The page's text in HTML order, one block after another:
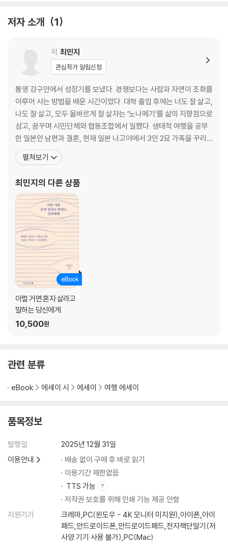
보
5. 페코짱이 말해 주지 않는 후지야의 과거 - 후지야
6. 존 레넌과 오노 요코는 왜 파울리스타에 갔을까 - 카페 파울리스타
신주쿠의 킷사텐
7. 비에도 지지 않고, 킷사텐 - 쓰바키야 커피, 모나미
8. 그 독립운동가가 신주쿠 킷사텐에 간 까닭은 - 나카무라야
9. 사카모토 류이치와 무라카미 하루키의 공통점 - 더그, 후게쓰도
시부야의 킷사텐
이케부쿠로의 킷사텐
11. 화가와 만화가, 그리는 사람들의 킷사텐 - 릴리옴, 고히테이, 에덴
주오선의 킷사텐
12. 무라카미 류와 〈식스티 나인〉의 시대 - 혼야라도
에필로그 - 시간이 흘러도 킷사텐은 영원히
저자 소개 1
저 최민지
관심작가 알림신청
통영 강구안에서 성장기를 보냈다. 경쟁보다는 사람과 자연이 조화를
이루어 사는 방법을 배운 시간이었다. 대학 졸업 후에는 너도 잘 살고,
나도 잘 살고, 모두 올바르게 잘 살자는 ‘노나메기’를 삶의 지향점으로
삼고, 꿈꾸며 시민단체와 협동조합에서 일했다. 생태적 여행을 공부
한 일본인 남편과 결혼, 현재 일본 나고야에서 3인 2묘 가족을 꾸리
고 있다. ‘개인주의자는 다른 사람과의 관계를 소중히 하지 않고 결혼
도 출산도 하지 않을 것’이라는 세간의 인식과는 달리, 개인주의자이
모두가 서로 존중하고 존중받는 관계 속에
펼쳐보기
최민지 의 다른 상품
이럴 거면 혼자 살라고
말하는 당신에게
10,500원
관련 분류
eBook 에세이 시 에세이 여행 에세이
품목정보
발행일
2025년 12월 31일
이용안내
배송 없이 구매 후 바로 읽기
이용기간 제한없음
TTS 가능
저작권 보호를 위해 인쇄 기능 제공 안함
지원기기
크레마,PC(윈도우 - 4K 모니터 미지원),아이폰,아이
패드,안드로이드폰,안드로이드패드,전자책단말기(저
사양 기기 사용 불가),PC(Mac)